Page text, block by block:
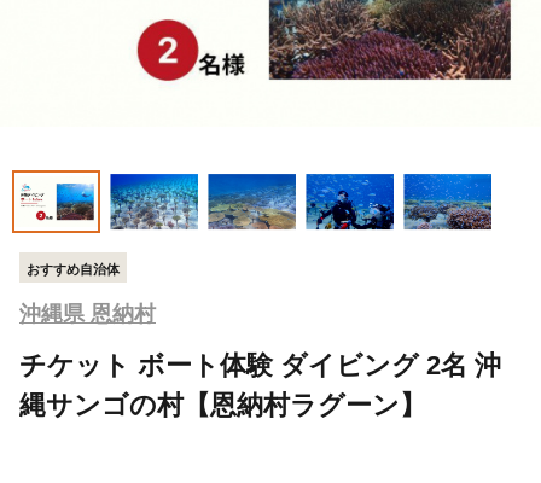
おすすめ自治体
沖縄県 恩納村
チケット ボート体験 ダイビング 2名 沖
縄サンゴの村【恩納村ラグーン】